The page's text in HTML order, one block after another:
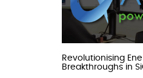
Revolutionising
Breakthroughs in